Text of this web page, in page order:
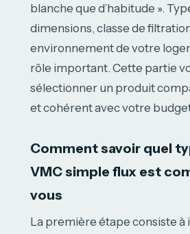
blanche que d’habitude ».
dimensions, classe de
environnement de votre
rôle important. Cette partie
sélectionner un produit
et cohérent avec votre
Comment savoir quel
VMC simple flux est
vous
La première étape consiste à